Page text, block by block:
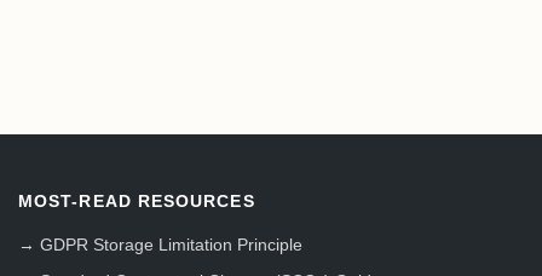
MOST-READ RESOURCES
→ GDPR Storage Limitation Principle